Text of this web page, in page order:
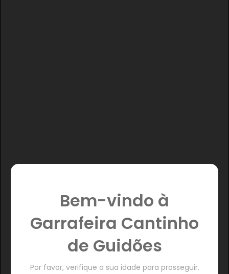
Bem-vindo à
Garrafeira Cantinho
de Guidões
Por favor, verifique a sua idade para prosseguir.